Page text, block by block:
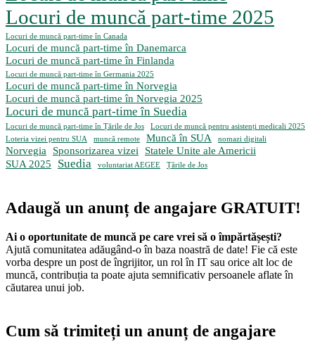
Locuri de muncă part-time 2025
Locuri de muncă part-time în Canada
Locuri de muncă part-time în Danemarca
Locuri de muncă part-time în Finlanda
Locuri de muncă part-time în Germania 2025
Locuri de muncă part-time în Norvegia
Locuri de muncă part-time în Norvegia 2025
Locuri de muncă part-time în Suedia
Locuri de muncă part-time în Țările de Jos
Locuri de muncă pentru asistenți medicali 2025
Loteria vizei pentru SUA
muncă remote Muncă în SUA nomazi digitali
Norvegia Sponsorizarea vizei
Statele Unite ale Americii
SUA 2025
Suedia voluntariat AEGEE Țările de Jos
Adaugă un anunț de angajare GRATUIT!
Ai o oportunitate de muncă pe care vrei să o împărtășești?
Ajută comunitatea adăugând-o în baza noastră de date! Fie că este
vorba despre un post de îngrijitor, un rol în IT sau orice alt loc de
muncă, contribuția ta poate ajuta semnificativ persoanele aflate în
căutarea unui job.
Cum să trimiteți un anunț de angajare